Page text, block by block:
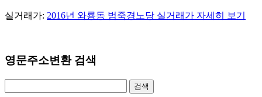
실거래가: 2016년 와룡동 범죽경노당 실거래가 자세히 보기
영문주소변환 검색